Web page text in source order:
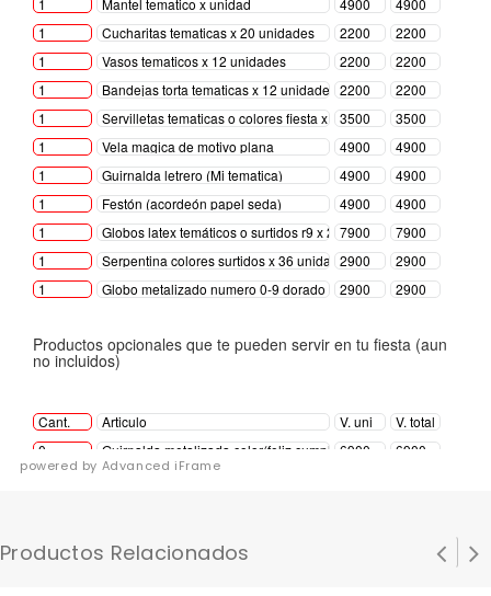
powered by Advanced iFrame
Productos Relacionados